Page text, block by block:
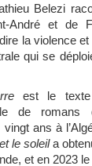
Belezi
André et de
la violence
qui se
est le texte
de romans
ans à
le soleila
et en 2023